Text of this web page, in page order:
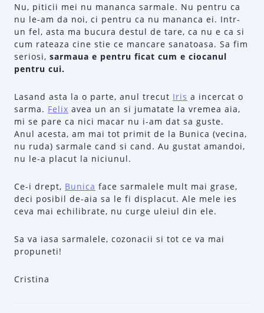
Nu, piticii mei nu mananca sarmale. Nu pentru ca
nu le-am da noi, ci pentru ca nu mananca ei. Intr-
un fel, asta ma bucura destul de tare, ca nu e ca si
cum rateaza cine stie ce mancare sanatoasa. Sa fim
seriosi, sarmaua e pentru ficat cum e ciocanul
pentru cui.
Lasand asta la o parte, anul trecut Iris a incercat o
sarma. Felix avea un an si jumatate la vremea aia,
mi se pare ca nici macar nu i-am dat sa guste.
Anul acesta, am mai tot primit de la Bunica (vecina,
nu ruda) sarmale cand si cand. Au gustat amandoi,
nu le-a placut la niciunul.
Ce-i drept, Bunica face sarmalele mult mai grase,
deci posibil de-aia sa le fi displacut. Ale mele ies
ceva mai echilibrate, nu curge uleiul din ele.
Sa va iasa sarmalele, cozonacii si tot ce va mai
propuneti!
Cristina